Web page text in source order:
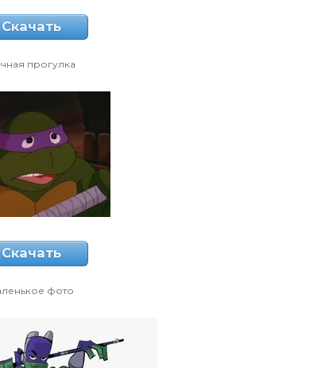
Скачать
прогулка
Скачать
фото